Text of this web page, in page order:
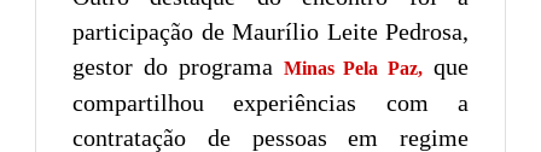
participação de Maurílio Leite Pedrosa,
gestor do programa Minas Pela Paz, que
compartilhou experiências com a
contratação de pessoas em regime